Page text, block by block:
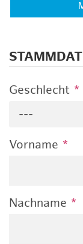
Geschlecht *
---
Vorname *
Nachname *